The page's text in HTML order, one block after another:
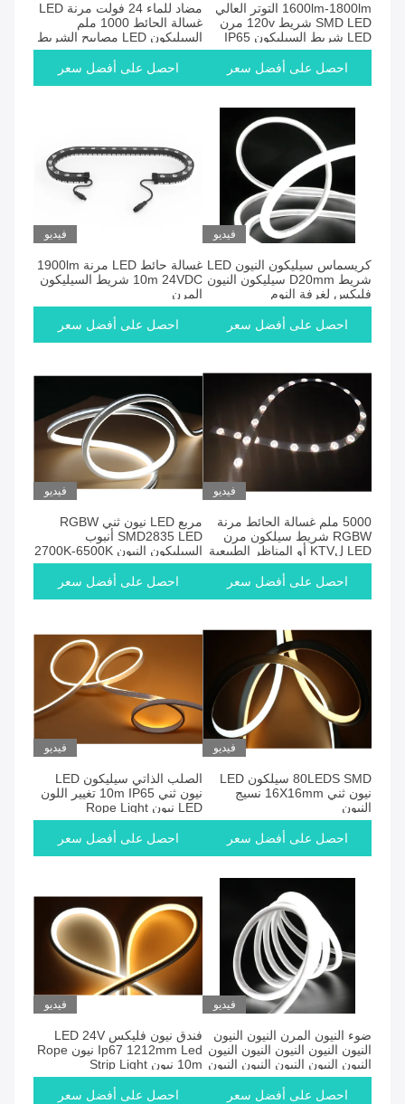
1600lm-1800lm التوتر العالي
SMD LED شريط 120v مرن
LED شريط السيليكون IP65
احصل على أفضل سعر
مضاد للماء 24 فولت مرنة LED
غسالة الحائط 1000 ملم
السيليكون LED مصابيح الشريط
احصل على أفضل سعر
فيديو
كريسماس سيليكون النيون LED
شريط D20mm سيليكون النيون
فليكس لغرفة النوم
احصل على أفضل سعر
فيديو
غسالة حائط LED مرنة 1900lm
10m 24VDC شريط السيليكون
المرن
احصل على أفضل سعر
فيديو
5000 ملم غسالة الحائط مرنة
RGBW شريط سيلكون مرن
LED لKTV أو المناظر الطبيعية
احصل على أفضل سعر
فيديو
مربع LED نيون ثني RGBW
SMD2835 LED أنبوب
السيليكون النيون 2700K-6500K
احصل على أفضل سعر
فيديو
80LEDS SMD سيلكون LED
نيون ثني 16X16mm نسيج
النيون
احصل على أفضل سعر
فيديو
الصلب الذاتي سيليكون LED
نيون ثني 10m IP65 تغيير اللون
LED نيون Rope Light
احصل على أفضل سعر
فيديو
ضوء النيون المرن النيون النيون
النيون النيون النيون النيون النيون
النيون النيون النيون النيون النيون
النيون النيون النيون النيون النيون
احصل على أفضل سعر
فيديو
فندق نيون فليكس LED 24V
Ip67 1212mm Led نيون Rope
10m نيون Strip Light
احصل على أفضل سعر